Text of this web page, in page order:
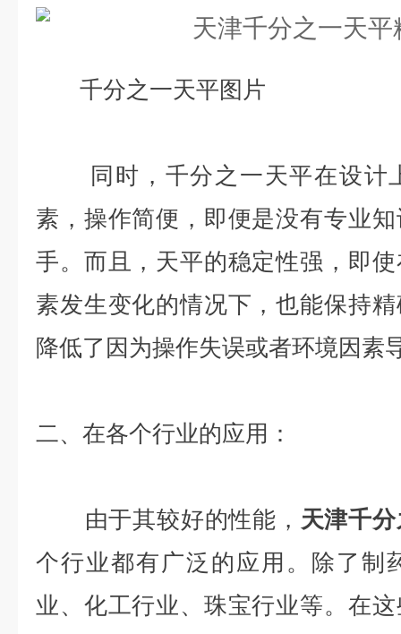
千分之一天平图片
同时，千分之一天平在设计
素，操作简便，即便是没有专业
手。而且，天平的稳定性强，即
素发生变化的情况下，也能保持
降低了因为操作失误或者环境因素
二、在各个行业的应用：
由于其较好的性能， 天津千
个行业都有广泛的应用。除了制
业、化工行业、珠宝行业等。在